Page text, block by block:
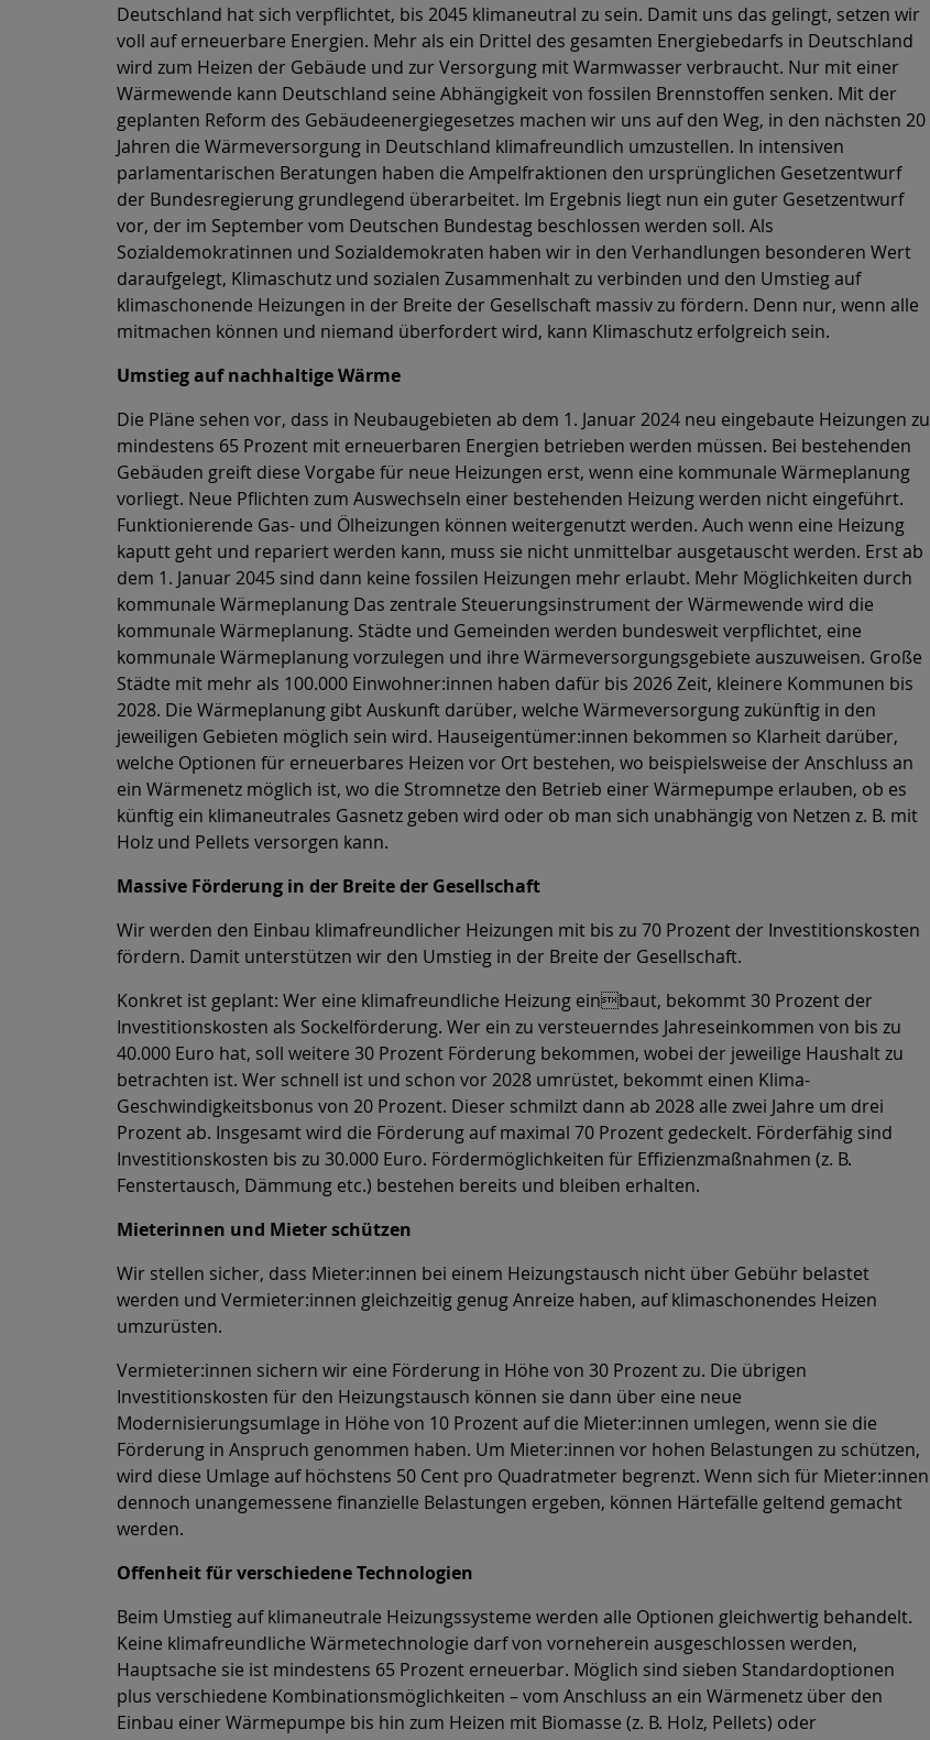
Deutschland hat sich verpflichtet, bis 2045 klimaneutral zu sein. Damit uns das gelingt, setzen wir
voll auf erneuerbare Energien. Mehr als ein Drittel des gesamten Energiebedarfs in Deutschland
wird zum Heizen der Gebäude und zur Versorgung mit Warmwasser verbraucht. Nur mit einer
Wärmewende kann Deutschland seine Abhängigkeit von fossilen Brennstoffen senken. Mit der
geplanten Reform des Gebäudeenergiegesetzes machen wir uns auf den Weg, in den nächsten 20
Jahren die Wärmeversorgung in Deutschland klimafreundlich umzustellen. In intensiven
parlamentarischen Beratungen haben die Ampelfraktionen den ursprünglichen Gesetzentwurf
der Bundesregierung grundlegend überarbeitet. Im Ergebnis liegt nun ein guter Gesetzentwurf
vor, der im September vom Deutschen Bundestag beschlossen werden soll. Als
Sozialdemokratinnen und Sozialdemokraten haben wir in den Verhandlungen besonderen Wert
daraufgelegt, Klimaschutz und sozialen Zusammenhalt zu verbinden und den Umstieg auf
klimaschonende Heizungen in der Breite der Gesellschaft massiv zu fördern. Denn nur, wenn alle
mitmachen können und niemand überfordert wird, kann Klimaschutz erfolgreich sein.
Umstieg auf nachhaltige Wärme
Die Pläne sehen vor, dass in Neubaugebieten ab dem 1. Januar 2024 neu eingebaute Heizungen zu
mindestens 65 Prozent mit erneuerbaren Energien betrieben werden müssen. Bei bestehenden
Gebäuden greift diese Vorgabe für neue Heizungen erst, wenn eine kommunale Wärmeplanung
vorliegt. Neue Pflichten zum Auswechseln einer bestehenden Heizung werden nicht eingeführt.
Funktionierende Gas- und Ölheizungen können weitergenutzt werden. Auch wenn eine Heizung
kaputt geht und repariert werden kann, muss sie nicht unmittelbar ausgetauscht werden. Erst ab
dem 1. Januar 2045 sind dann keine fossilen Heizungen mehr erlaubt. Mehr Möglichkeiten durch
kommunale Wärmeplanung Das zentrale Steuerungsinstrument der Wärmewende wird die
kommunale Wärmeplanung. Städte und Gemeinden werden bundesweit verpflichtet, eine
kommunale Wärmeplanung vorzulegen und ihre Wärmeversorgungsgebiete auszuweisen. Große
Städte mit mehr als 100.000 Einwohner:innen haben dafür bis 2026 Zeit, kleinere Kommunen bis
2028. Die Wärmeplanung gibt Auskunft darüber, welche Wärmeversorgung zukünftig in den
jeweiligen Gebieten möglich sein wird. Hauseigentümer:innen bekommen so Klarheit darüber,
welche Optionen für erneuerbares Heizen vor Ort bestehen, wo beispielsweise der Anschluss an
ein Wärmenetz möglich ist, wo die Stromnetze den Betrieb einer Wärmepumpe erlauben, ob es
künftig ein klimaneutrales Gasnetz geben wird oder ob man sich unabhängig von Netzen z. B. mit
Holz und Pellets versorgen kann.
Massive Förderung in der Breite der Gesellschaft
Wir werden den Einbau klimafreundlicher Heizungen mit bis zu 70 Prozent der Investitionskosten
fördern. Damit unterstützen wir den Umstieg in der Breite der Gesellschaft.
Konkret ist geplant: Wer eine klimafreundliche Heizung einbaut, bekommt 30 Prozent der
Investitionskosten als Sockelförderung. Wer ein zu versteuerndes Jahreseinkommen von bis zu
40.000 Euro hat, soll weitere 30 Prozent Förderung bekommen, wobei der jeweilige Haushalt zu
betrachten ist. Wer schnell ist und schon vor 2028 umrüstet, bekommt einen Klima-
Geschwindigkeitsbonus von 20 Prozent. Dieser schmilzt dann ab 2028 alle zwei Jahre um drei
Prozent ab. Insgesamt wird die Förderung auf maximal 70 Prozent gedeckelt. Förderfähig sind
Investitionskosten bis zu 30.000 Euro. Fördermöglichkeiten für Effizienzmaßnahmen (z. B.
Fenstertausch, Dämmung etc.) bestehen bereits und bleiben erhalten.
Mieterinnen und Mieter schützen
Wir stellen sicher, dass Mieter:innen bei einem Heizungstausch nicht über Gebühr belastet
werden und Vermieter:innen gleichzeitig genug Anreize haben, auf klimaschonendes Heizen
umzurüsten.
Vermieter:innen sichern wir eine Förderung in Höhe von 30 Prozent zu. Die übrigen
Investitionskosten für den Heizungstausch können sie dann über eine neue
Modernisierungsumlage in Höhe von 10 Prozent auf die Mieter:innen umlegen, wenn sie die
Förderung in Anspruch genommen haben. Um Mieter:innen vor hohen Belastungen zu schützen,
wird diese Umlage auf höchstens 50 Cent pro Quadratmeter begrenzt. Wenn sich für Mieter:innen
dennoch unangemessene finanzielle Belastungen ergeben, können Härtefälle geltend gemacht
werden.
Offenheit für verschiedene Technologien
Beim Umstieg auf klimaneutrale Heizungssysteme werden alle Optionen gleichwertig behandelt.
Keine klimafreundliche Wärmetechnologie darf von vorneherein ausgeschlossen werden,
Hauptsache sie ist mindestens 65 Prozent erneuerbar. Möglich sind sieben Standardoptionen
plus verschiedene Kombinationsmöglichkeiten – vom Anschluss an ein Wärmenetz über den
Einbau einer Wärmepumpe bis hin zum Heizen mit Biomasse (z. B. Holz, Pellets) oder